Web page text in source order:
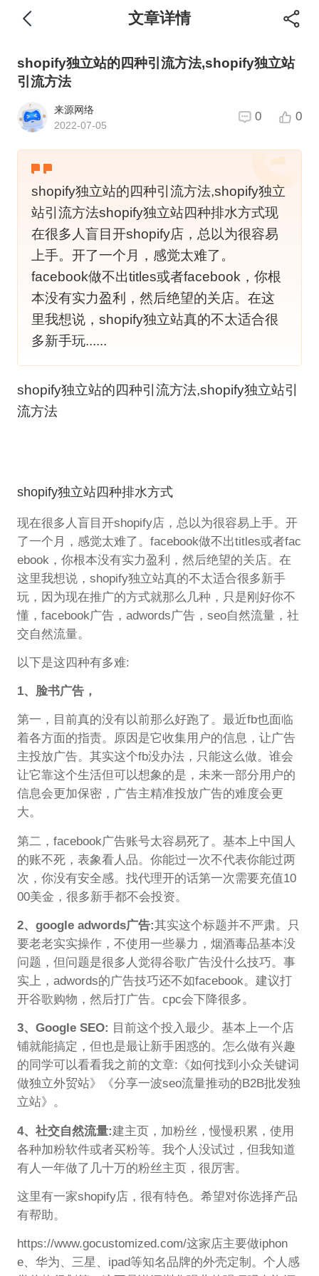
文章详情
shopify独立站的四种引流方法,shopify独立站
引流方法
来源网络
2022-07-05
0 0
shopify独立站的四种引流方法,shopify独立
站引流方法shopify独立站四种排水方式现
在很多人盲目开shopify店，总以为很容易
上手。开了一个月，感觉太难了。
facebook做不出titles或者facebook，你根
本没有实力盈利，然后绝望的关店。在这
里我想说，shopify独立站真的不太适合很
多新手玩......
shopify独立站的四种引流方法,shopify独立站引
流方法
shopify独立站四种排水方式
现在很多人盲目开shopify店，总以为很容易上手。开
了一个月，感觉太难了。facebook做不出titles或者fac
ebook，你根本没有实力盈利，然后绝望的关店。在
这里我想说，shopify独立站真的不太适合很多新手
玩，因为现在推广的方式就那么几种，只是刚好你不
懂，facebook广告，adwords广告，seo自然流量，社
交自然流量。
以下是这四种有多难:
1、脸书广告，
第一，目前真的没有以前那么好跑了。最近fb也面临
着各方面的指责。原因是它收集用户的信息，让广告
主投放广告。其实这个fb没办法，只能这么做。谁会
让它靠这个生活但可以想象的是，未来一部分用户的
信息会更加保密，广告主精准投放广告的难度会更
大。
第二，facebook广告账号太容易死了。基本上中国人
的账不死，表象看人品。你能过一次不代表你能过两
次，你没有安全感。找代理开的话第一次需要充值10
00美金，很多新手都不会投资。
2、google adwords广告:其实这个标题并不严肃。只
要老老实实操作，不使用一些暴力，烟酒毒品基本没
问题，但问题是很多人觉得谷歌广告没什么技巧。事
实上，adwords的广告技巧还不如facebook。建议打
开谷歌购物，然后打广告。cpc会下降很多。
3、Google SEO: 目前这个投入最少。基本上一个店
铺就能搞定，但也是最让新手困惑的。怎么做有兴趣
的同学可以看看我之前的文章:《如何找到小众关键词
做独立外贸站》《分享一波seo流量推动的B2B批发独
立站》。
4、社交自然流量:建主页，加粉丝，慢慢积累，使用
各种加粉软件或者买粉等。我个人没试过，但我知道
有人一年做了几十万的粉丝主页，很厉害。
这里有一家shopify店，很有特色。希望对你选择产品
有帮助。
https://www.gocustomized.com/这家店主要做iphon
e、华为、三星、ipad等知名品牌的外壳定制。个人感